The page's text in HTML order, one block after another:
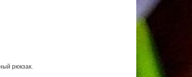
рюкзак.